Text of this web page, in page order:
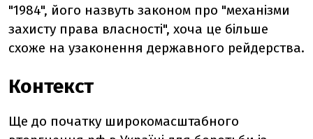
"1984", його назвуть законом про "механізми
захисту права власності", хоча це більше
схоже на узаконення державного рейдерства.
Контекст
Ще до початку широкомасштабного